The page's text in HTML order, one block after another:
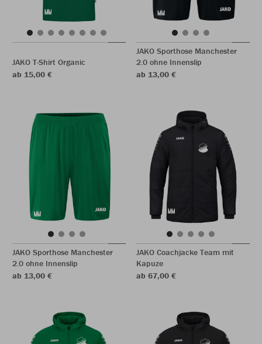
JAKO T-Shirt Organic
ab 15,00 €
JAKO Sporthose Manchester
2.0 ohne Innenslip
ab 13,00 €
JAKO Sporthose Manchester
2.0 ohne Innenslip
ab 13,00 €
JAKO Coachjacke Team mit
Kapuze
ab 67,00 €